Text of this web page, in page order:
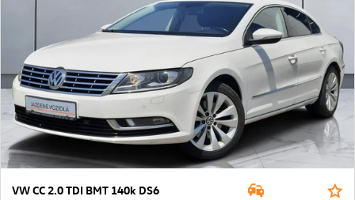
VW CC 2.0 TDI BMT 140k DS6